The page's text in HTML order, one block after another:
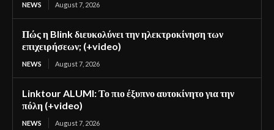
NEWS August 7, 2026
Πώς η Blink διευκολύνει την ηλεκτροκίνηση των
επιχειρήσεων; (+video)
NEWS August 7, 2026
Linktour ALUMI: Το πιο έξυπνο αυτοκίνητο για την
πόλη (+video)
NEWS August 7, 2026